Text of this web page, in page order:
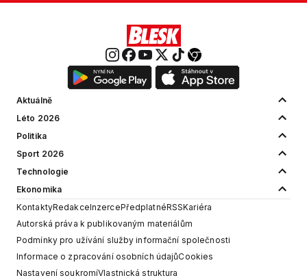
Aktuálně
Léto 2026
Politika
Sport 2026
Technologie
Ekonomika
KontaktyRedakceInzercePředplatnéRSSKariéra
Autorská práva k publikovaným materiálům
Podmínky pro užívání služby informační společnosti
Informace o zpracování osobních údajůCookies
Nastavení soukromíVlastnická struktura